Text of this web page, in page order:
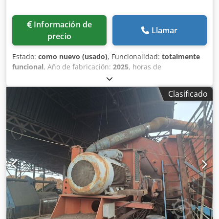
Información de
precio
Llamar
Estado: como nuevo (usado), Funcionalidad: totalmente
funcional, Año de fabricación: 2025, horas de
, Máquina con rotor especial
Disponible de inmediato Ventajas: + Rotor especial,
adecuado para materiales duros y blandos gracias a la
menor proyección de cuchillas + Motor de 22 kW +
Cuchillas cuadradas efectivas *Con pallets: hasta un
máximo de 10 pallets por hora, dependiendo de la criba y
el material. Con residuos de madera más pequeños,
considerablemente más. Motor: 22 kW; 400 V - 50 Hz - 3
fases Criba: 15/20 mm o según acuerdo (posible de 10 a 40
mm) Empujador accionado hidráulicamente Criba
instalada actualmente (15/20 mm), *puede ser
reemplazada Boca de aspiración Ø 200 mm. Abertura de
alimentación 1000x1000 mm Dimensiones:
2000x1800x1645 mm Imagen de ejemplo arriba: el tono de
Clasificado